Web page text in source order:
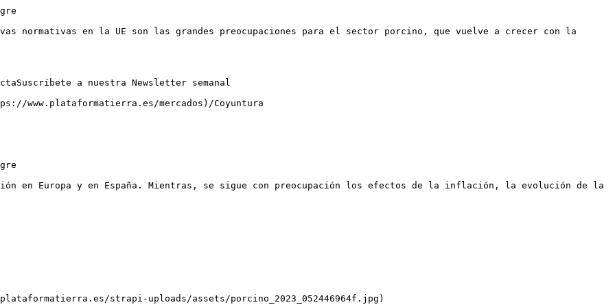
COVID-19 y la prohibición de importar carne de vacuno de Brasil, impulse la demanda y producción en China durante el transcurso de 2023, aunque no superen los niveles de 2022. Esta tendencia permitiría al sector porcino recuperar parte de la cuota de mercado que ha venido perdiendo frente a otras carnes.

En cuanto al resto de países importadores, se observa una disminución en la producción por parte del Reino Unido, lo cual era de esper